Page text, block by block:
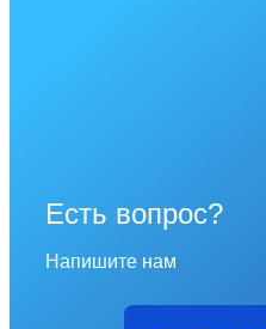
Есть вопрос?
Напишите нам